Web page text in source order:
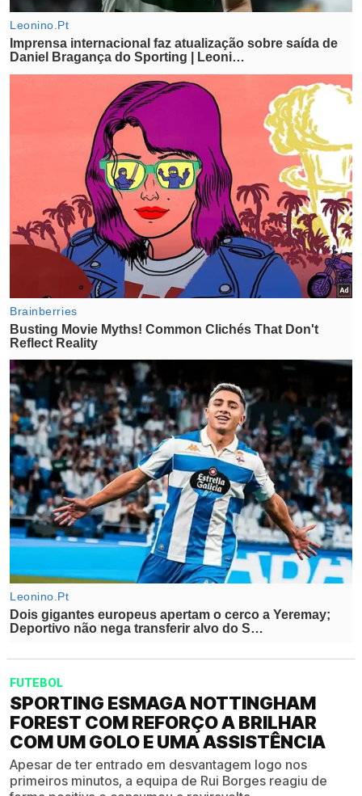
FUTEBOL
SPORTING ESMAGA NOTTINGHAM
FOREST COM REFORÇO A BRILHAR
COM UM GOLO E UMA ASSISTÊNCIA
Apesar de ter entrado em desvantagem logo nos
primeiros minutos, a equipa de Rui Borges reagiu de